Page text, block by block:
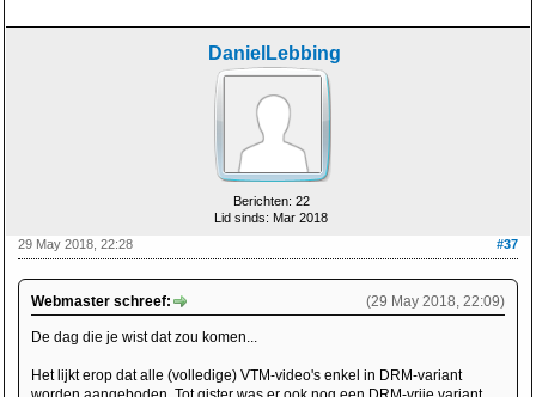
DanielLebbing
Berichten: 22
Lid sinds: Mar 2018
#37
29 May 2018, 22:28
(29 May 2018, 22:09)
Webmaster schreef:
De dag die je wist dat zou komen...
Het lijkt erop dat alle (volledige) VTM-video's enkel in DRM-variant